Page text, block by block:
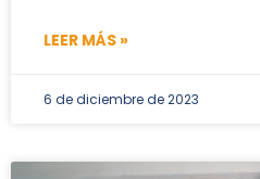
LEER MÁS »
6 de diciembre de 2023